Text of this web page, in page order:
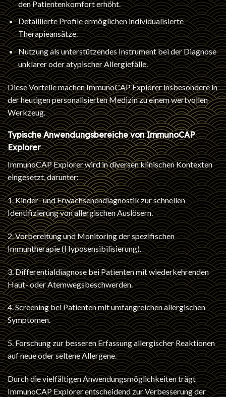
den Patientenkomfort erhöht.
Detaillierte Profile ermöglichen individualisierte
Therapieansätze.
Nutzung als unterstützendes Instrument bei der Diagnose
unklarer oder atypischer Allergiefälle.
Diese Vorteile machen ImmunoCAP Explorer insbesondere in
der heutigen personalisierten Medizin zu einem wertvollen
Werkzeug.
Typische Anwendungsbereiche von ImmunoCAP
Explorer
ImmunoCAP Explorer wird in diversen klinischen Kontexten
eingesetzt, darunter:
1. Kinder- und Erwachsenendiagnostik zur schnellen
Identifizierung von allergischen Auslösern.
2. Vorbereitung und Monitoring der spezifischen
Immuntherapie (Hyposensibilisierung).
3. Differentialdiagnose bei Patienten mit wiederkehrenden
Haut- oder Atemwegsbeschwerden.
4. Screening bei Patienten mit umfangreichen allergischen
Symptomen.
5. Forschung zur besseren Erfassung allergischer Reaktionen
auf neue oder seltene Allergene.
Durch die vielfältigen Anwendungsmöglichkeiten trägt
ImmunoCAP Explorer entscheidend zur Verbesserung der